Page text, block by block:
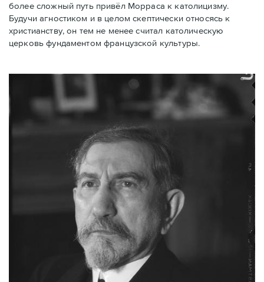
более сложный путь привёл Морраса к католицизму.
Будучи агностиком и в целом скептически относясь к
христианству, он тем не менее считал католическую
церковь фундаментом французской культуры.